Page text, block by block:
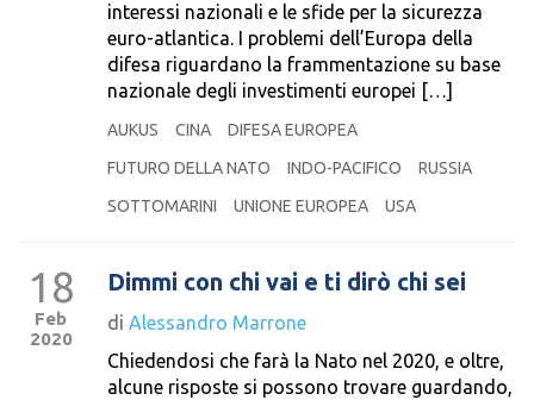
interessi nazionali e le sfide per la sicurezza
euro-atlantica. I problemi dell’Europa della
difesa riguardano la frammentazione su base
nazionale degli investimenti europei […]
AUKUS CINA
DIFESA EUROPEA
FUTURO DELLA NATO
INDO-PACIFICO
RUSSIA
SOTTOMARINI
UNIONE EUROPEA USA
18
Feb
2020
Dimmi con chi vai e ti dirò chi sei
di Alessandro Marrone
Chiedendosi che farà la Nato nel 2020, e oltre,
alcune risposte si possono trovare guardando,